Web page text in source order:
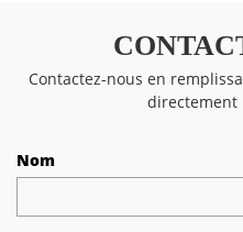
Contactez-nous en
directement
Nom